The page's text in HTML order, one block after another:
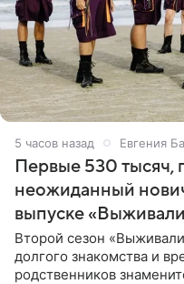
5 часов назад Евгения
Первые 530 тысяч,
неожиданный
выпуске
Второй сезон
долгого знакомства и
родственников